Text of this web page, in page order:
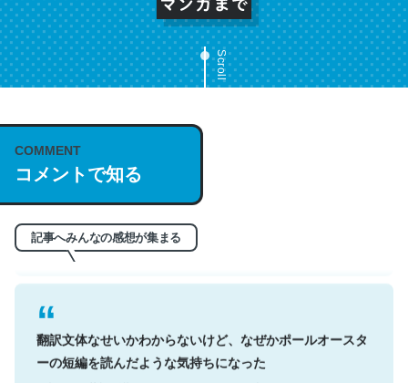
Scroll
COMMENT
コメントで知る
記事へみんなの感想が集まる
これは名文。彼はとてもクレバーなんだろうなと凄く思
う。英語少しでも読める人は原文もお勧め。自分はこの流
翻訳文体なせいかわからないけど、なぜかポールオースタ
ーの短編を読んだような気持ちになった